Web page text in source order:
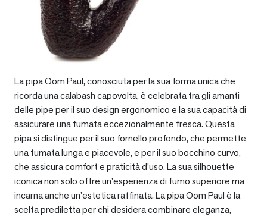
La pipa Oom Paul, conosciuta per la sua forma unica che
ricorda una calabash capovolta, è celebrata tra gli amanti
delle pipe per il suo design ergonomico e la sua capacità di
assicurare una fumata eccezionalmente fresca. Questa
pipa si distingue per il suo fornello profondo, che permette
una fumata lunga e piacevole, e per il suo bocchino curvo,
che assicura comfort e praticità d’uso. La sua silhouette
iconica non solo offre un’esperienza di fumo superiore ma
incarna anche un’estetica raffinata. La pipa Oom Paul è la
scelta prediletta per chi desidera combinare eleganza,